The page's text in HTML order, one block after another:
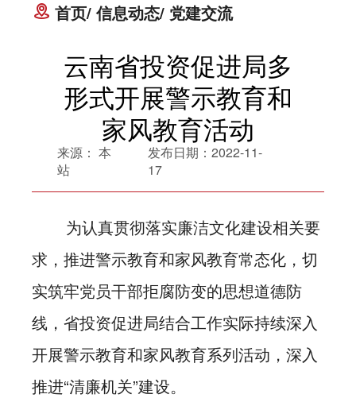
首页 信息动态 党建交流
云南省投资促进局多
形式开展警示教育和
家风教育活动
来源： 本
站
发布日期： 2022-11-
17
为认真贯彻落实廉洁文化建设相关要
求，推进警示教育和家风教育常态化，切
实筑牢党员干部拒腐防变的思想道德防
线，省投资促进局结合工作实际持续深入
开展警示教育和家风教育系列活动，深入
推进“清廉机关”建设。